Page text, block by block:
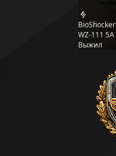
BioShocker
WZ-111 5A
Выжил